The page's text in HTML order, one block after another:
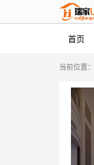
首页
当前位置：